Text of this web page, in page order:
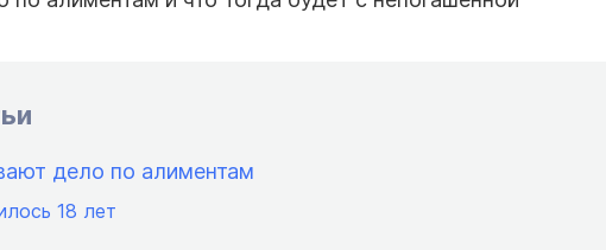
дело по алиментам
18 лет